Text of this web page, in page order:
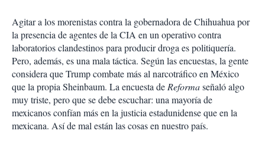
Agitar a los morenistas contra la gobernadora de Chihuahua por
la presencia de agentes de la CIA en un operativo contra
laboratorios clandestinos para producir droga es politiquería.
Pero, además, es una mala táctica. Según las encuestas, la gente
considera que Trump combate más al narcotráfico en México
que la propia Sheinbaum. La encuesta de Reformaseñaló algo
muy triste, pero que se debe escuchar: una mayoría de
mexicanos confían más en la justicia estadunidense que en la
mexicana. Así de mal están las cosas en nuestro país.